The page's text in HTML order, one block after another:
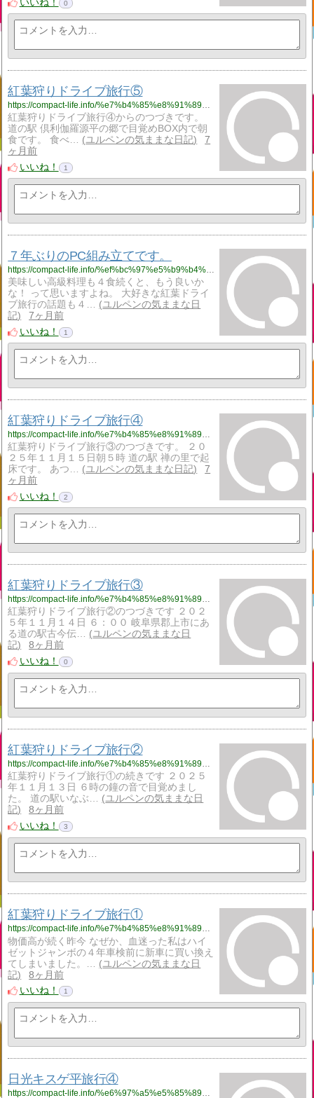
いいね！ 0
紅葉狩りドライブ旅行⑤
https://compact-life.info/%e7%b4%85%e8%91%89%e7%8b%a9%e3%82%8a%e3%83%89%e3%83%a9%e3%82%a4%e3%83%96%e6%97%85%e8%a1%8c%e2%91%a4/
紅葉狩りドライブ旅行④からのつづきです。
道の駅 倶利伽羅源平の郷で目覚めBOX内で朝
食です。 食べ…
ユルペンの気ままな日記
7
ヶ月前
いいね！
1
７年ぶりのPC組み立てです。
https://compact-life.info/%ef%bc%97%e5%b9%b4%e3%81%b6%e3%82%8a%e3%81%aepc%e7%b5%84%e3%81%bf%e7%ab%8b%e3%81%a6%e3%81%a7%e3%81%99%e3%80%82/
美味しい高級料理も４食続くと、もう良いか
な！ って思いますよね。 大好きな紅葉ドライ
ブ旅行の話題も４…
ユルペンの気ままな日
記
7ヶ月前
いいね！
1
紅葉狩りドライブ旅行④
https://compact-life.info/%e7%b4%85%e8%91%89%e7%8b%a9%e3%82%8a%e3%83%89%e3%83%a9%e3%82%a4%e3%83%96%e6%97%85%e8%a1%8c%e2%91%a3/
紅葉狩りドライブ旅行③のつづきです。 ２０
２５年１１月１５日朝５時 道の駅 禅の里で起
床です。 あつ…
ユルペンの気ままな日記
7
ヶ月前
いいね！
2
紅葉狩りドライブ旅行③
https://compact-life.info/%e7%b4%85%e8%91%89%e7%8b%a9%e3%82%8a%e3%83%89%e3%83%a9%e3%82%a4%e3%83%96%e6%97%85%e8%a1%8c%e2%91%a2/
紅葉狩りドライブ旅行②のつづきです ２０２
５年１１月１４日 ６：００ 岐阜県郡上市にあ
る道の駅古今伝…
ユルペンの気ままな日
記
8ヶ月前
いいね！
0
紅葉狩りドライブ旅行②
https://compact-life.info/%e7%b4%85%e8%91%89%e7%8b%a9%e3%82%8a%e3%83%89%e3%83%a9%e3%82%a4%e3%83%96%e6%97%85%e8%a1%8c%e2%91%a1/
紅葉狩りドライブ旅行①の続きです ２０２５
年１１月１３日 ６時の鐘の音で目覚めまし
た。 道の駅いなぶ…
ユルペンの気ままな日
記
8ヶ月前
いいね！
3
紅葉狩りドライブ旅行①
https://compact-life.info/%e7%b4%85%e8%91%89%e7%8b%a9%e3%82%8a%e3%83%89%e3%83%a9%e3%82%a4%e3%83%96%e6%97%85%e8%a1%8c%e2%91%a0/
物価高が続く昨今 なぜか、血迷った私はハイ
ゼットジャンボの４年車検前に新車に買い換え
てしまいました。…
ユルペンの気ままな日
記
8ヶ月前
いいね！
1
日光キスゲ平旅行④
https://compact-life.info/%e6%97%a5%e5%85%89%e3%82%ad%e3%82%b9%e3%82%b2%e5%b9%b3%e6%97%85%e8%a1%8c%e2%91%a3/